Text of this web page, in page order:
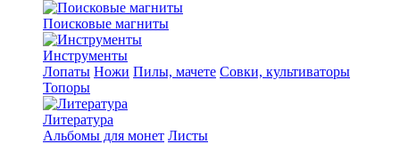
Поисковые магниты
Инструменты
Лопаты Ножи Пилы, мачете Совки, культиваторы
Топоры
Литература
Альбомы для монет Листы